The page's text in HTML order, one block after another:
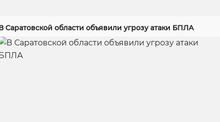
Саратовской области объявили угрозу атаки БПЛА